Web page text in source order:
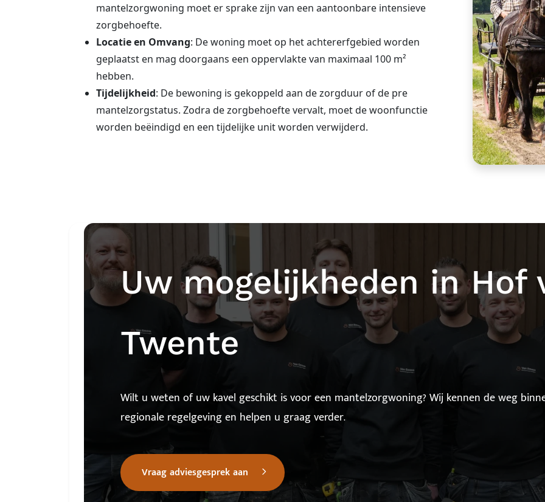
mantelzorgwoning moet er sprake zijn van een aantoonbare intensieve
zorgbehoefte.
Locatie en Omvang: De woning moet op het achtererfgebied worden
geplaatst en mag doorgaans een oppervlakte van maximaal 100 m²
hebben.
Tijdelijkheid: De bewoning is gekoppeld aan de zorgduur of de pre
mantelzorgstatus. Zodra de zorgbehoefte vervalt, moet de woonfunctie
worden beëindigd en een tijdelijke unit worden verwijderd.
Uw mogelijkheden in Hof
Twente
Wilt u weten of uw kavel geschikt is voor een mantelzorgwoning? Wij kennen de weg
regionale regelgeving en helpen u graag verder.
Vraag adviesgesprek aan